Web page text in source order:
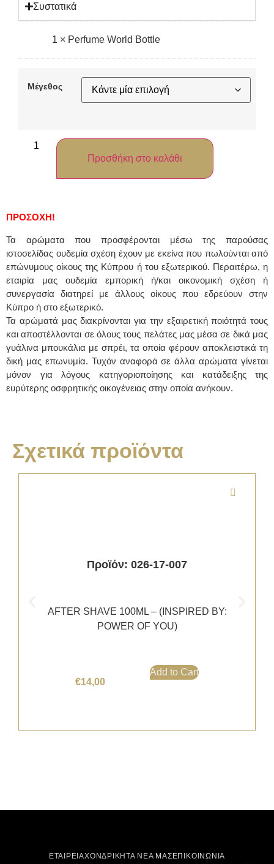
Συστατικά
1 × Perfume World Bottle
Μέγεθος
Προσθήκη στο καλάθι
ΠΡΟΣΟΧΗ!
Τα αρώματα που προσφέρονται μέσω της παρούσας
ιστοσελίδας ουδεμία σχέση έχουν με εκείνα που πωλούνται από
επώνυμους οίκους της Κύπρου ή του εξωτερικού. Περαιτέρω, η
εταιρία μας ουδεμία εμπορική ή/και οικονομική σχέση ή
συνεργασία διατηρεί με άλλους οίκους που εδρεύουν στην
Κύπρο ή στο εξωτερικό.
Τα αρώματά μας διακρίνονται για την εξαιρετική ποιότητά τους
και αποστέλλονται σε όλους τους πελάτες μας μέσα σε δικά μας
γυάλινα μπουκάλια με σπρέι, τα οποία φέρουν αποκλειστικά τη
δική μας επωνυμία. Τυχόν αναφορά σε άλλα αρώματα γίνεται
μόνον για λόγους κατηγοριοποίησης και κατάδειξης της
ευρύτερης οσφρητικής οικογένειας στην οποία ανήκουν.
Σχετικά προϊόντα
Προϊόν: 026-17-007
AFTER SHAVE 100ML – (INSPIRED BY:
POWER OF YOU)
€14,00
Add to Cart
ΕΤΑΙΡΕΙΑΧΟΝΔΡΙΚΗΤΑ ΝΕΑ ΜΑΣΕΠΙΚΟΙΝΩΝΙΑ